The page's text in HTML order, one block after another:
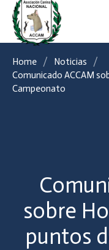
Home
Noticias
Comunicado ACCAM
Campeonato
sobre
puntos